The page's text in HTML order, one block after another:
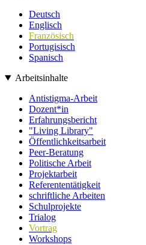
Deutsch
Englisch
Französisch
Portugisisch
Spanisch
Arbeitsinhalte
Antistigma-Arbeit
Dozent*in
Erfahrungsbericht
"Living Library"
Öffentlichkeitsarbeit
Peer-Beratung
Politische Arbeit
Projektarbeit
Referententätigkeit
schriftliche Arbeiten
Schulprojekte
Trialog
Vortrag
Workshops